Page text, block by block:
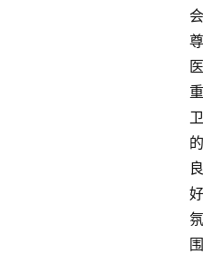
会
尊
医
重
卫
的
良
好
氛
围